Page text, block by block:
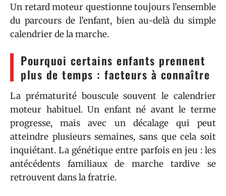
Un retard moteur questionne toujours l’ensemble
du parcours de l’enfant, bien au-delà du simple
calendrier de la marche.
Pourquoi certains enfants prennent
plus de temps : facteurs à connaître
La prématurité bouscule souvent le calendrier
moteur habituel. Un enfant né avant le terme
progresse, mais avec un décalage qui peut
atteindre plusieurs semaines, sans que cela soit
inquiétant. La génétique entre parfois en jeu : les
antécédents familiaux de marche tardive se
retrouvent dans la fratrie.